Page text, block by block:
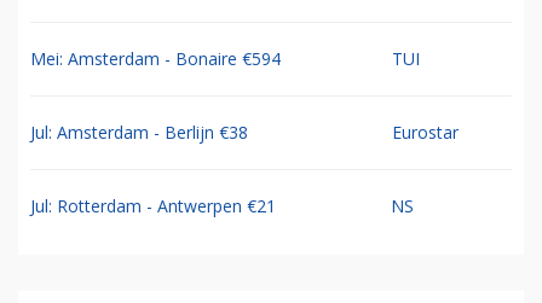
Mei: Amsterdam - Bonaire €594 TUI
Jul: Amsterdam - Berlijn €38 Eurostar
Jul: Rotterdam - Antwerpen €21 NS